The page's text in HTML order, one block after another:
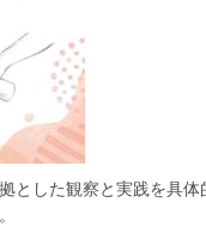
とした観察と実践を具体